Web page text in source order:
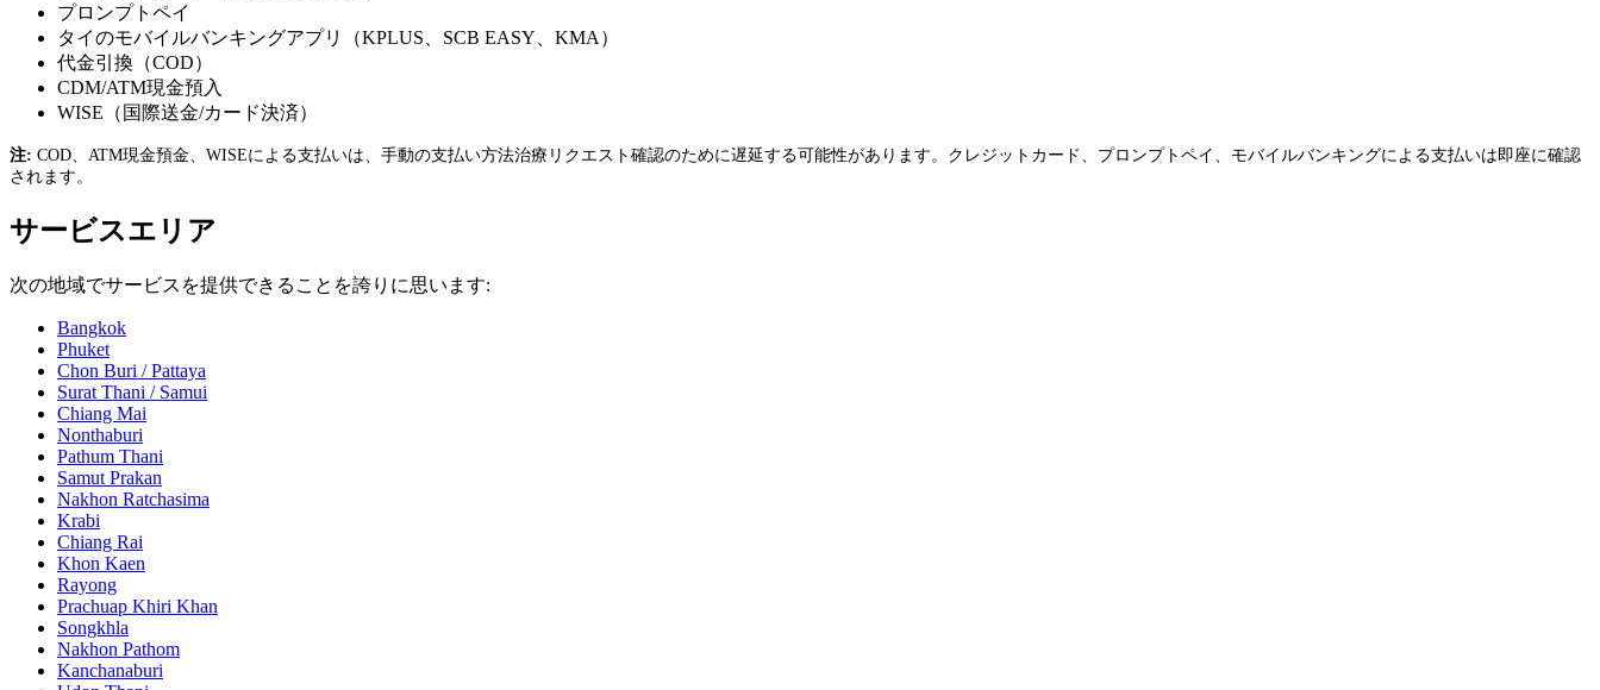
プロンプトペイ
タイのモバイルバンキングアプリ（KPLUS、SCB EASY、KMA）
代金引換（COD）
CDM/ATM現金預入
WISE（国際送金/カード決済）
注: COD、ATM現金預金、WISEによる支払いは、手動の支払い方法治療リクエスト確認のために遅延する可能性があります。クレジットカード、プロンプトペイ、モバイルバンキングによる支払いは即座に確認
されます。
サービスエリア
次の地域でサービスを提供できることを誇りに思います:
Bangkok
Phuket
Chon Buri / Pattaya
Surat Thani / Samui
Chiang Mai
Nonthaburi
Pathum Thani
Samut Prakan
Nakhon Ratchasima
Krabi
Chiang Rai
Khon Kaen
Rayong
Prachuap Khiri Khan
Songkhla
Nakhon Pathom
Kanchanaburi